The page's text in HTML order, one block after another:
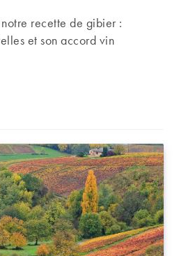
recette de gibier :
et son accord vin
– Noisettes de chevreuil, sauce aux airelles